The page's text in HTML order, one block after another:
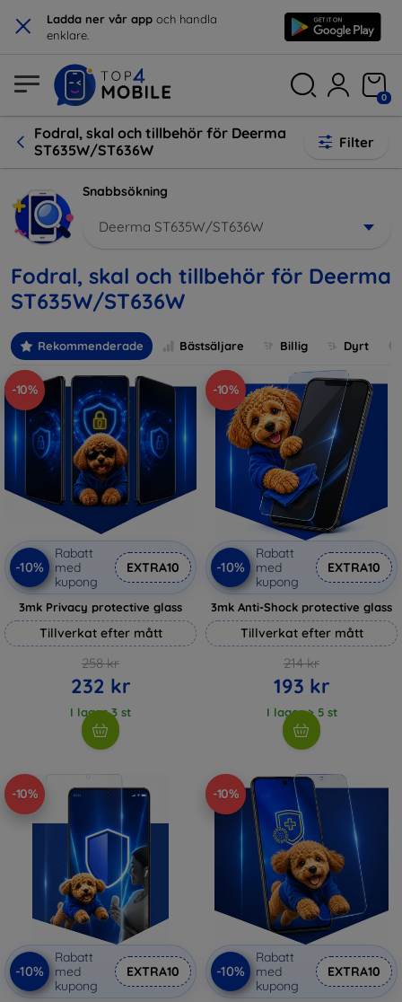
× Ladda ner vår app och handla
enklare.
0
Fodral, skal och tillbehör för Deerma
ST635W/ST636W
Filter
Snabbsökning
Deerma ST635W/ST636W
Fodral, skal och tillbehör för Deerma
ST635W/ST636W
Rekommenderade Bästsäljare Billig Dyrt
-10%
-10%
Rabatt
med
kupong
EXTRA10
3mk Privacy protective glass
Tillverkat efter mått
258 kr
232 kr
I lager 3 st
-10%
-10%
Rabatt
med
kupong
EXTRA10
3mk Anti-Shock protective glass
Tillverkat efter mått
214 kr
193 kr
I lager > 5 st
-10%
-10%
Rabatt
med
kupong
EXTRA10
-10%
-10%
Rabatt
med
kupong
EXTRA10